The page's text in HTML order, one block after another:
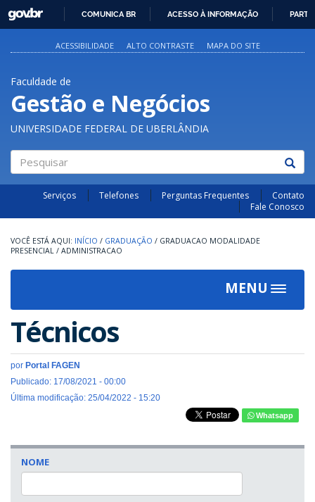
PARA
O
GOVBR
COMUNICA BR ACESSO À INFORMAÇÃO
ACESSIBILIDADE ALTO CONTRASTE MAPA DO SITE
Faculdade de
Gestão e Negócios
UNIVERSIDADE FEDERAL DE UBERLÂNDIA
Pesquisar
Serviços Telefones Perguntas Frequentes
Contato
Fale Conosco
INÍCIO / GRADUAÇÃO / GRADUACAO MODALIDADE
PRESENCIAL / ADMINISTRACAO
MENU
Toggle
Técnicos
por Portal FAGEN
Publicado: 17/08/2021 - 00:00
Última modificação: 25/04/2022 - 15:20
Whatsapp
NOME